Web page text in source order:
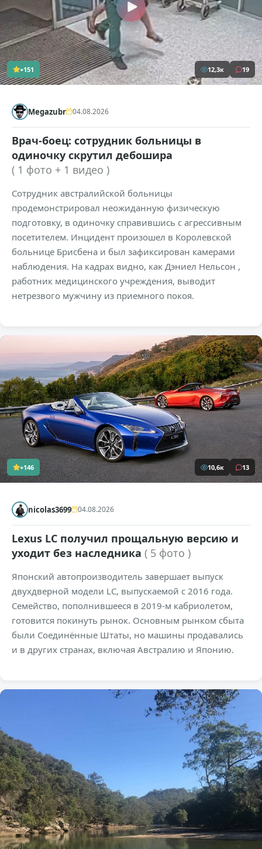
+151 12,3к 19
Megazubr 04.08.2026
Врач-боец: сотрудник больницы в
одиночку скрутил дебошира
( 1 фото + 1 видео )
Сотрудник австралийской больницы
продемонстрировал неожиданную физическую
подготовку, в одиночку справившись с агрессивным
посетителем. Инцидент произошел в Королевской
больнице Брисбена и был зафиксирован камерами
наблюдения. На кадрах видно, как Дэниел Нельсон ,
работник медицинского учреждения, выводит
нетрезвого мужчину из приемного покоя.
+146 10,6к 13
nicolas3699 04.08.2026
Lexus LC получил прощальную версию и
уходит без наследника ( 5 фото )
Японский автопроизводитель завершает выпуск
двухдверной модели LC, выпускаемой с 2016 года.
Семейство, пополнившееся в 2019-м кабриолетом,
готовится покинуть рынок. Основным рынком сбыта
были Соединённые Штаты, но машины продавались
и в других странах, включая Австралию и Японию.